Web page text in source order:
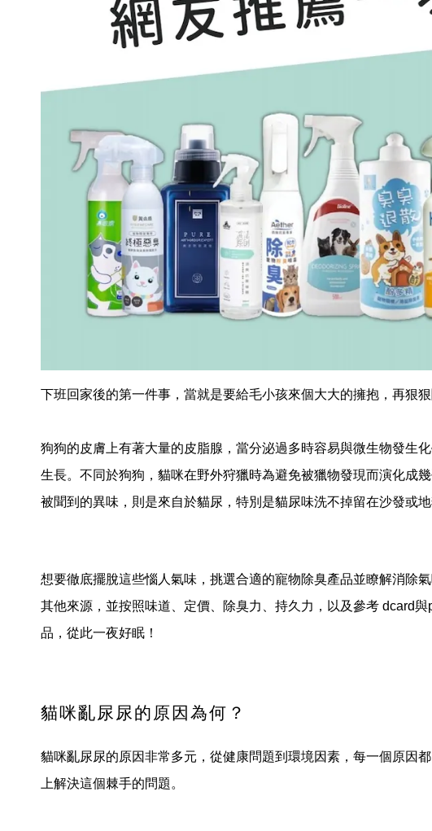
下班回家後的第一件事，當就是要給毛小孩來個大大的擁抱，再狠
狗狗的皮膚上有著大量的皮脂腺，當分泌過多時容易與微生物發生
生長。不同於狗狗，貓咪在野外狩獵時為避免被獵物發現而演化成
被聞到的異味，則是來自於貓尿，特別是貓尿味洗不掉留在沙發或
想要徹底擺脫這些惱人氣味，挑選合適的寵物除臭產品並瞭解消除
其他來源，並按照味道、定價、除臭力、持久力，以及參考 dcard
品，從此一夜好眠！
貓咪亂尿尿的原因為何？
貓咪亂尿尿的原因非常多元，從健康問題到環境因素，每一個原因
上解決這個棘手的問題。